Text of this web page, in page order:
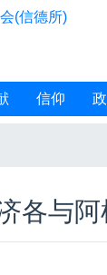
(信德所)
信仰
各与